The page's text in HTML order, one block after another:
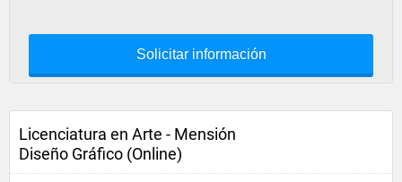
Solicitar información
Licenciatura en Arte - Mensión
Diseño Gráfico (Online)